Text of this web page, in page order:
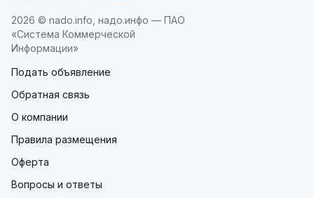
2026 © nado.info, надо.инфо — ПАО
«Система Коммерческой
Информации»
Подать объявление
Обратная связь
О компании
Правила размещения
Оферта
Вопросы и ответы